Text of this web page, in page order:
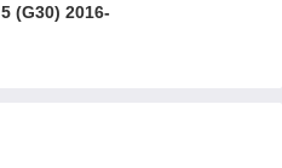
5 (G30) 2016-